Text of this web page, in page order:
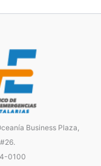
Business Plaza,
0100